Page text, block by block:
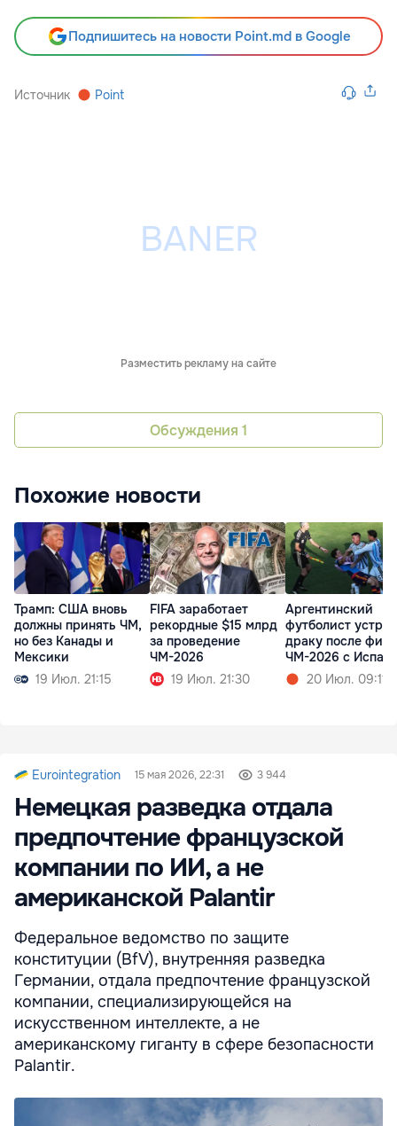
Подпишитесь на новости Point.md в Google
Источник Point
Разместить рекламу на сайте
Обсуждения 1
Похожие новости
Трамп: США вновь
должны принять ЧМ,
но без Канады и
Мексики
19 Июл. 21:15
FIFA заработает
рекордные $15 млрд
за проведение
ЧМ-2026
19 Июл. 21:30
Аргентинский
футболист
драку после
ЧМ-2026 с
20 Июл. 09:11
Eurointegration 15 мая 2026, 22:31 3 944
Немецкая разведка отдала
предпочтение французской
компании по ИИ, а не
американской Palantir
Федеральное ведомство по защите
конституции (BfV), внутренняя разведка
Германии, отдала предпочтение французской
компании, специализирующейся на
искусственном интеллекте, а не
американскому гиганту в сфере безопасности
Palantir.